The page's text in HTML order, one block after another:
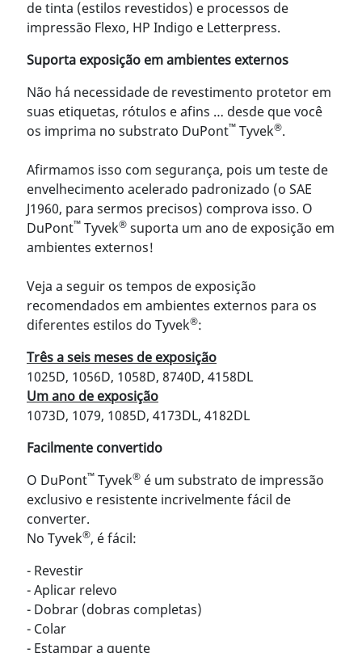
de tinta (estilos revestidos) e processos de
impressão Flexo, HP Indigo e Letterpress.
Suporta exposição em ambientes externos
Não há necessidade de revestimento protetor em
suas etiquetas, rótulos e afins … desde que você
os imprima no substrato DuPont™ Tyvek®.
Afirmamos isso com segurança, pois um teste de
envelhecimento acelerado padronizado (o SAE
J1960, para sermos precisos) comprova isso. O
DuPont™ Tyvek® suporta um ano de exposição em
ambientes externos!
Veja a seguir os tempos de exposição
recomendados em ambientes externos para os
diferentes estilos do Tyvek®:
Três a seis meses de exposição
1025D, 1056D, 1058D, 8740D, 4158DL
Um ano de exposição
1073D, 1079, 1085D, 4173DL, 4182DL
Facilmente convertido
O DuPont™ Tyvek® é um substrato de impressão
exclusivo e resistente incrivelmente fácil de
converter.
No Tyvek®, é fácil:
- Revestir
- Aplicar relevo
- Dobrar (dobras completas)
- Colar
- Estampar a quente